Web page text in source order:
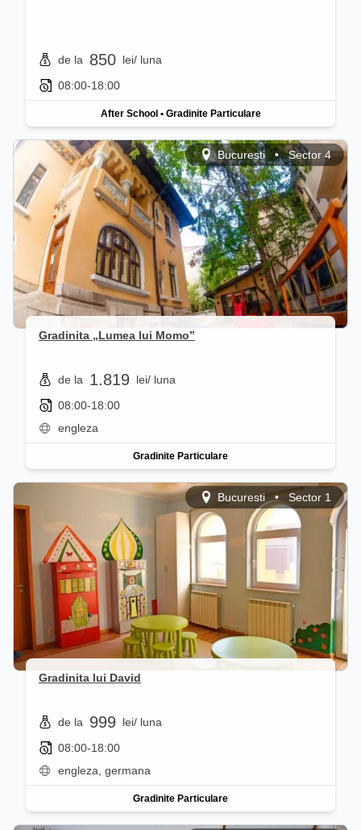
de la 850 lei/ luna
08:00-18:00
After School• Gradinite Particulare
Bucuresti•Sector 4
Gradinita „Lumea lui Momo”
de la 1.819 lei/ luna
08:00-18:00
engleza
Gradinite Particulare
Bucuresti • Sector 1
Gradinita lui David
de la 999 lei/ luna
08:00-18:00
engleza, germana
Gradinite Particulare